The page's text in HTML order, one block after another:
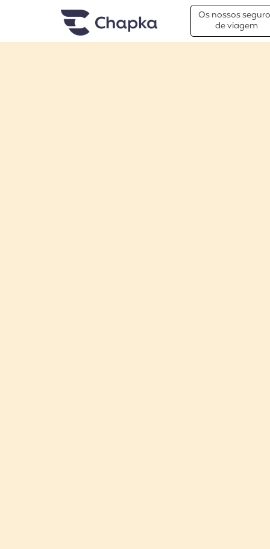
Chapka Seguro Viagem Os nossos
de viagem